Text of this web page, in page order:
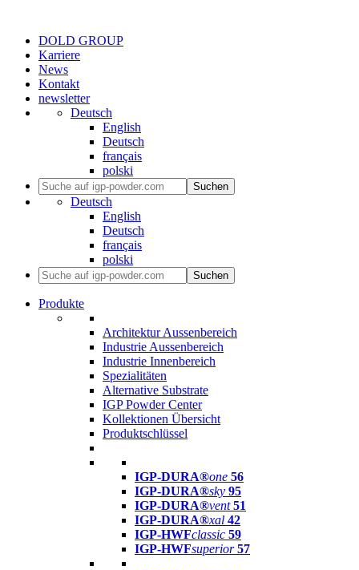
DOLD GROUP
Karriere
News
Kontakt
newsletter
Deutsch
English
Deutsch
français
polski
Suchen
Deutsch
English
Deutsch
français
polski
Suchen
Produkte
Architektur Aussenbereich
Industrie Aussenbereich
Industrie Innenbereich
Spezialitäten
Alternative Substrate
IGP Powder Center
Kollektionen Übersicht
Produktschlüssel
IGP-DURA®one 56
IGP-DURA®sky 95
IGP-DURA®vent 51
IGP-DURA®xal 42
IGP-HWFclassic 59
IGP-HWFsuperior 57